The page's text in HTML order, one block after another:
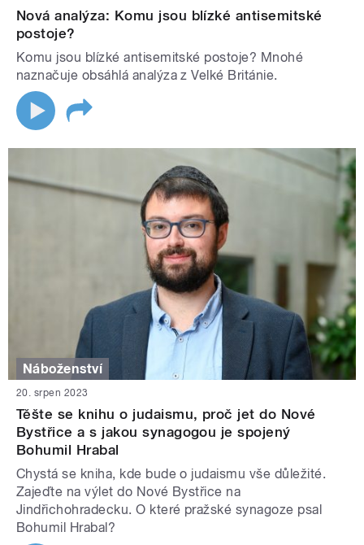
Nová analýza: Komu jsou blízké antisemitské
postoje?
Komu jsou blízké antisemitské postoje? Mnohé
naznačuje obsáhlá analýza z Velké Británie.
Náboženství
20. srpen 2023
Těšte se knihu o judaismu, proč jet do Nové
Bystřice a s jakou synagogou je spojený
Bohumil Hrabal
Chystá se kniha, kde bude o judaismu vše důležité.
Zajeďte na výlet do Nové Bystřice na
Jindřichohradecku. O které pražské synagoze psal
Bohumil Hrabal?